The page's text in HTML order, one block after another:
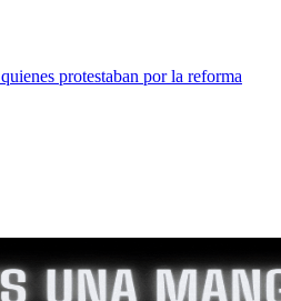
protestaban por la reforma